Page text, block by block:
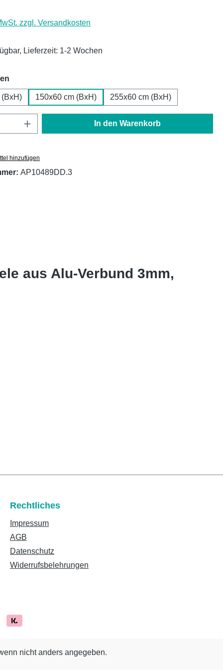
zzgl. Versandkosten
Lieferzeit: 1-2 Wochen
150x60 cm (BxH) 255x60 cm (BxH)
Gib den gewünschten Wert ein
In den Warenkorb
hinzufügen
AP10489DD.3
aus Alu-Verbund 3mm,
Rechtliches
Impressum
AGB
Datenschutz
Widerrufsbelehrungen
nicht anders angegeben.